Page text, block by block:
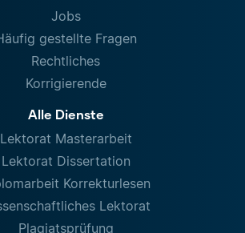
Jobs
gestellte Fragen
Rechtliches
Korrigierende
Alle Dienste
Lektorat Masterarbeit
Lektorat Dissertation
Korrekturlesen
Lektorat
Plagiatsprüfung